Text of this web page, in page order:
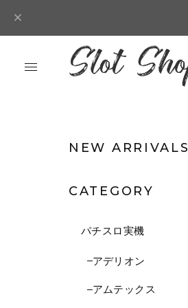
NEW ARRIVALS
CATEGORY
パチスロ実機
アデリオン
アムテックス